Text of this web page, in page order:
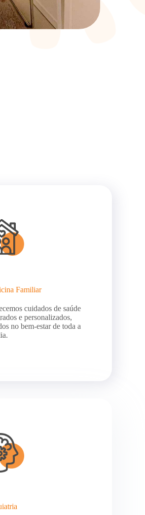
Familiar
cuidados de saúde
e personalizados,
no bem-estar de toda a